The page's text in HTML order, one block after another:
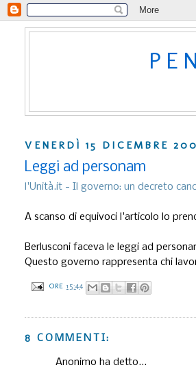
VENERDÌ 15 DICEMBRE
Leggi ad personam
l'Unità.it - Il governo: un decreto
A scanso di equivoci l'articolo lo
Berlusconi faceva le leggi ad
Questo governo rappresenta chi
ORE15:44
8 COMMENTI:
Anonimo ha detto...